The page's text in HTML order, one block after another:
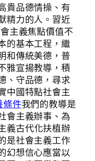
貴品德情操、有
精力的人。習近
主義焦點價值不
的基本工程，繼
和傳統美德，普
雅宣揚教導，積
、守品德，尋求
中國特點社會主
條件我們的教導是
會主義辦事、為
義古代化扶植辦
是社會主義工作
幻想信心應當以